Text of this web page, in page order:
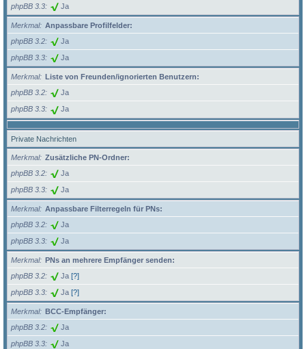
phpBB 3.3 Ja
Merkmal
Anpassbare Profilfelder:
phpBB 3.2
Ja
phpBB 3.3 Ja
Merkmal
Liste von Freunden/ignorierten Benutzern:
phpBB 3.2
Ja
phpBB 3.3 Ja
Private Nachrichten
Merkmal
Zusätzliche PN-Ordner:
phpBB 3.2
Ja
phpBB 3.3 Ja
Merkmal
Anpassbare Filterregeln für PNs:
phpBB 3.2
Ja
phpBB 3.3 Ja
Merkmal
PNs an mehrere Empfänger senden:
phpBB 3.2
Ja [?]
phpBB 3.3 Ja [?]
Merkmal
BCC-Empfänger:
phpBB 3.2
Ja
phpBB 3.3 Ja